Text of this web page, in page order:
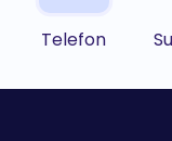
Telefon